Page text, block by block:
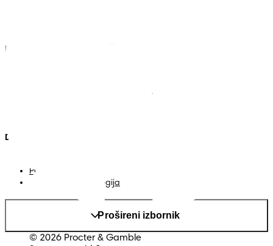
Pampers
Država/regija
PG web-stranica
Promijeni država/regija
Prošireni izbornik
© 2026 Procter & Gamble